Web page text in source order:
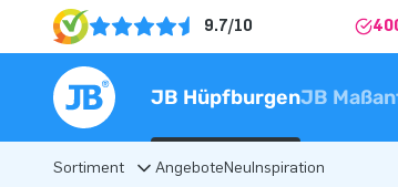
9.7/10
JB HüpfburgenJB
Sortiment AngeboteNeuInspiration